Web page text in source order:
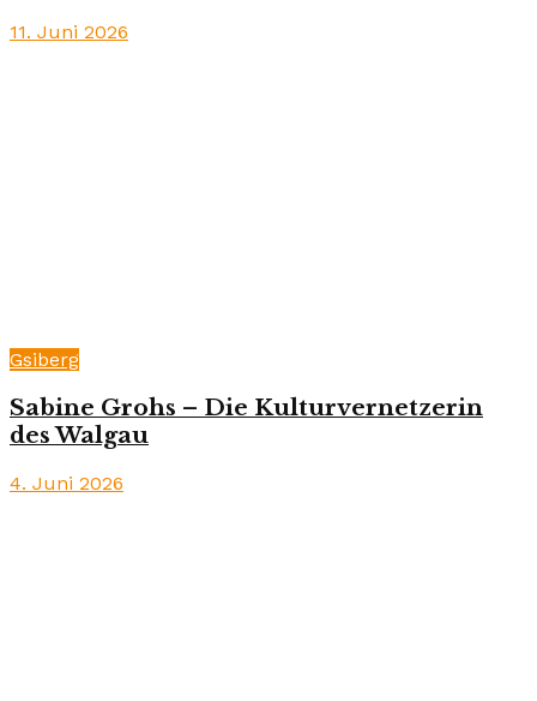
11. Juni 2026
Gsiberg
Sabine Grohs – Die Kulturvernetzerin
des Walgau
4. Juni 2026